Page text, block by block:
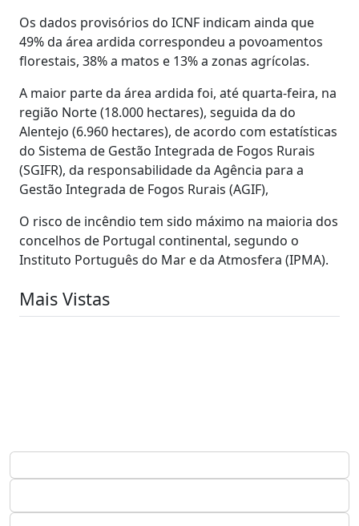
Os dados provisórios do ICNF indicam ainda que
49% da área ardida correspondeu a povoamentos
florestais, 38% a matos e 13% a zonas agrícolas.
A maior parte da área ardida foi, até quarta-feira, na
região Norte (18.000 hectares), seguida da do
Alentejo (6.960 hectares), de acordo com estatísticas
do Sistema de Gestão Integrada de Fogos Rurais
(SGIFR), da responsabilidade da Agência para a
Gestão Integrada de Fogos Rurais (AGIF),
O risco de incêndio tem sido máximo na maioria dos
concelhos de Portugal continental, segundo o
Instituto Português do Mar e da Atmosfera (IPMA).
Mais Vistas